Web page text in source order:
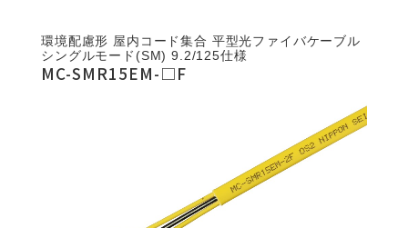
環境配慮形 屋内コード集合 平型光ファイバケーブル
シングルモード(SM) 9.2/125仕様
MC-SMR15EM-□F